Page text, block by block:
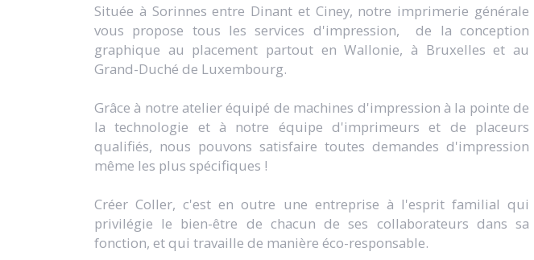
Située à Sorinnes entre Dinant et Ciney, notre imprimerie générale
vous propose tous les services d'impression, de la conception
graphique au placement partout en Wallonie, à Bruxelles et au
Grand-Duché de Luxembourg.
Grâce à notre atelier équipé de machines d'impression à la pointe de
la technologie et à notre équipe d'imprimeurs et de placeurs
qualifiés, nous pouvons satisfaire toutes demandes d'impression
même les plus spécifiques !
Créer Coller, c'est en outre une entreprise à l'esprit familial qui
privilégie le bien-être de chacun de ses collaborateurs dans sa
fonction, et qui travaille de manière éco-responsable.